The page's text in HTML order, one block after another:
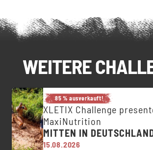
WEITERE
85 % ausverkauft!
XLETIX Challenge
MaxiNutrition
MITTEN IN
15.08.2026